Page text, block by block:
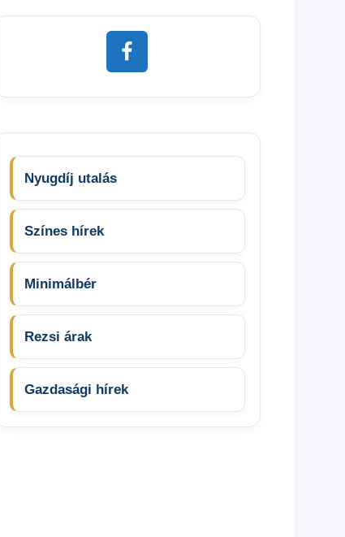
Nyugdíj utalás
Színes hírek
Minimálbér
Rezsi árak
Gazdasági hírek